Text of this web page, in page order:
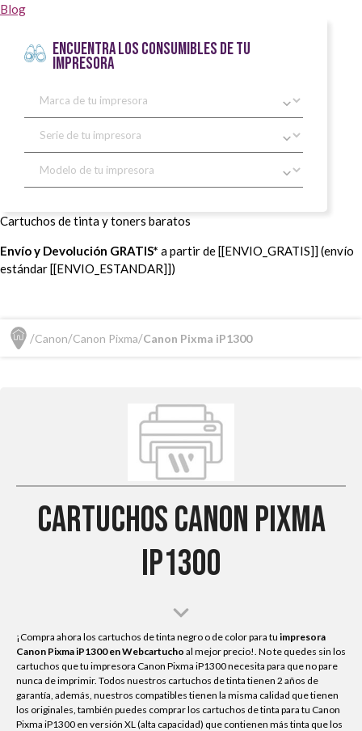
Blog
ENCUENTRA LOS CONSUMIBLES DE TU
IMPRESORA
Cartuchos de tinta y toners baratos
Envío y Devolución GRATIS* a partir de [[ENVIO_GRATIS]] (envío
estándar [[ENVIO_ESTANDAR]])
Canon Canon Pixma Canon Pixma iP1300
Cartuchos Canon Pixma
iP1300
¡Compra ahora los cartuchos de tinta negro o de color para tu impresora
Canon Pixma iP1300 en Webcartucho al mejor precio!. No te quedes sin los
cartuchos que tu impresora Canon Pixma iP1300 necesita para que no pare
nunca de imprimir. Todos nuestros cartuchos de tinta tienen 2 años de
garantía, además, nuestros compatibles tienen la misma calidad que tienen
los originales, también puedes comprar los cartuchos de tinta para tu Canon
Pixma iP1300 en versión XL (alta capacidad) que contienen más tinta que los